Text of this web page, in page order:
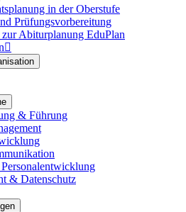
in der Oberstufe
Prüfungsvorbereitung
Abiturplanung EduPlan

& Führung
& Datenschutz